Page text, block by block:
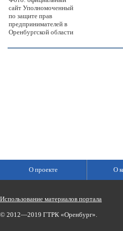
сайт Уполномоченный
по защите прав
предпринимателей в
Оренбургской области
О проекте О
Использование материалов портала
© 2012—2019 ГТРК «Оренбург».